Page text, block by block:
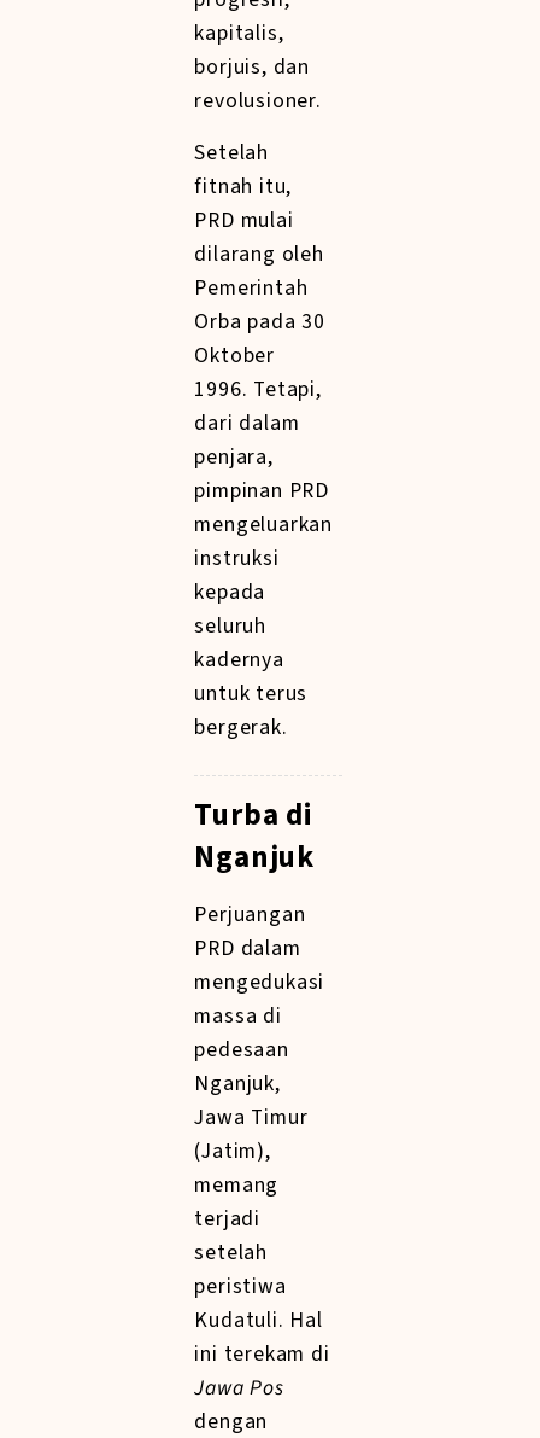
kapitalis,
borjuis, dan
revolusioner.
Setelah
fitnah itu,
PRD mulai
dilarang oleh
Pemerintah
Orba pada 30
Oktober
1996. Tetapi,
dari dalam
penjara,
pimpinan PRD
mengeluarkan
instruksi
kepada
seluruh
kadernya
untuk terus
bergerak.
Turba di
Nganjuk
Perjuangan
PRD dalam
mengedukasi
massa di
pedesaan
Nganjuk,
Jawa Timur
(Jatim),
memang
terjadi
setelah
peristiwa
Kudatuli. Hal
ini terekam di
Jawa Pos
dengan